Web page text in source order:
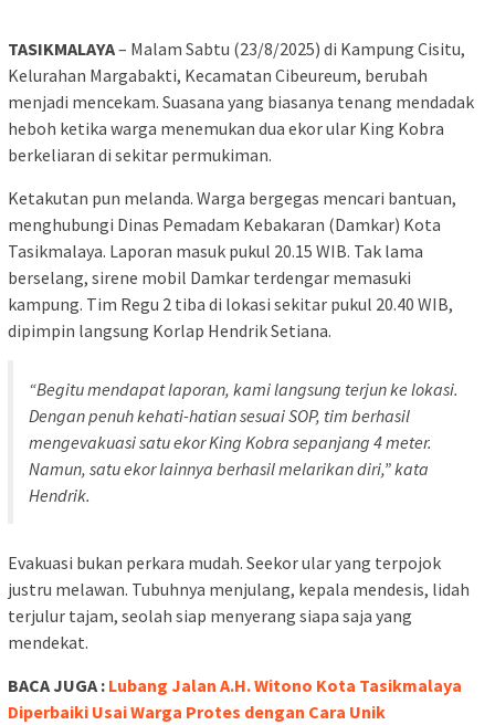
TASIKMALAYA– Malam Sabtu (23/8/2025) di Kampung Cisitu,
Kelurahan Margabakti, Kecamatan Cibeureum, berubah
menjadi mencekam. Suasana yang biasanya tenang mendadak
heboh ketika warga menemukan dua ekor ular King Kobra
berkeliaran di sekitar permukiman.
Ketakutan pun melanda. Warga bergegas mencari bantuan,
menghubungi Dinas Pemadam Kebakaran (Damkar) Kota
Tasikmalaya. Laporan masuk pukul 20.15 WIB. Tak lama
berselang, sirene mobil Damkar terdengar memasuki
kampung. Tim Regu 2 tiba di lokasi sekitar pukul 20.40 WIB,
dipimpin langsung Korlap Hendrik Setiana.
“Begitu mendapat laporan, kami langsung terjun ke lokasi.
Dengan penuh kehati-hatian sesuai SOP, tim berhasil
mengevakuasi satu ekor King Kobra sepanjang 4 meter.
Namun, satu ekor lainnya berhasil melarikan diri,” kata
Hendrik.
Evakuasi bukan perkara mudah. Seekor ular yang terpojok
justru melawan. Tubuhnya menjulang, kepala mendesis, lidah
terjulur tajam, seolah siap menyerang siapa saja yang
mendekat.
BACA JUGA : Lubang Jalan A.H. Witono Kota Tasikmalaya
Diperbaiki Usai Warga Protes dengan Cara Unik